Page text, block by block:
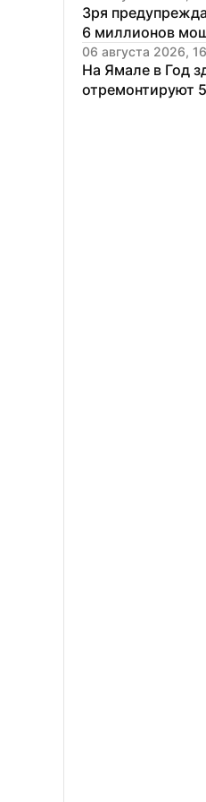
Зря
6 миллионов
06 августа 2026,
На Ямале в Год
отремонтируют